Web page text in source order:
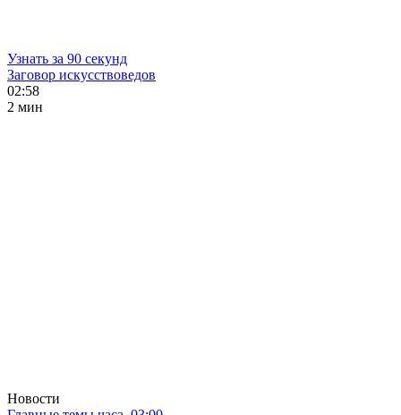
Узнать за 90 секунд
Заговор искусствоведов
02:58
2 мин
Новости